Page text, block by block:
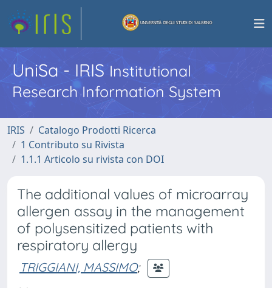
UniSa - IRISInstitutional
Research Information System
IRIS
Catalogo Prodotti Ricerca
1 Contributo su Rivista
1.1.1 Articolo su rivista con DOI
The additional values of microarray
allergen assay in the management
of polysensitized patients with
respiratory allergy
TRIGGIANI, MASSIMO;